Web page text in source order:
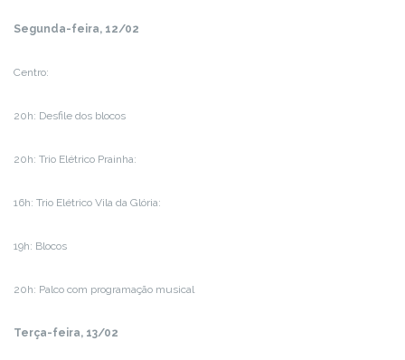
Segunda-feira, 12/02
Centro:
20h: Desfile dos blocos
20h: Trio Elétrico Prainha:
16h: Trio Elétrico Vila da Glória:
19h: Blocos
20h: Palco com programação musical
Terça-feira, 13/02